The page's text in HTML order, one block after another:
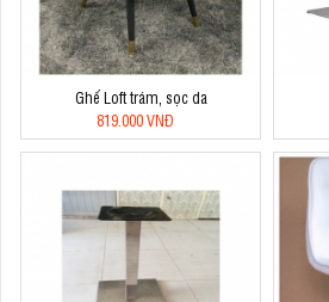
Ghế Loft trám, sọc da
819.000 VNĐ